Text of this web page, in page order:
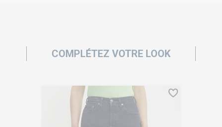
COMPLÉTEZ VOTRE LOOK